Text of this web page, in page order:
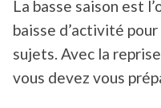
La basse saison est
baisse d’activité
sujets. Avec la
vous devez vous